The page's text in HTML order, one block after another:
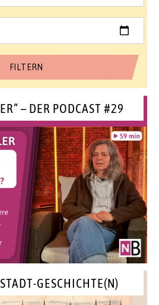
– DER PODCAST #29
GESCHICHTE(N)